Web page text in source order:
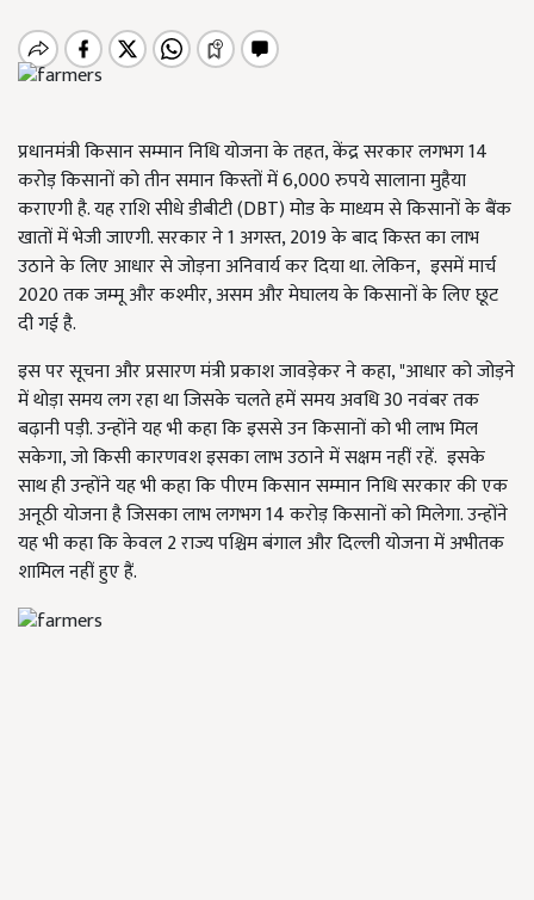
प्रधानमंत्री किसान सम्मान निधि योजना के तहत,केंद्र सरकार लगभग14
करोड़ किसानों को तीन समान किस्तों में6,000रुपये सालाना मुहैया
कराएगी है. यह राशि सीधे डीबीटी (DBT)मोड के माध्यम से किसानों के बैंक
खातों में भेजी जाएगी. सरकार ने1अगस्त, 2019के बाद किस्त का लाभ
उठाने के लिए आधार से जोड़ना अनिवार्य कर दिया था. लेकिन, इसमें मार्च
2020तक जम्मू और कश्मीर,असम और मेघालय के किसानों के लिए छूट
दी गई है.
इस पर सूचना और प्रसारण मंत्री प्रकाश जावड़ेकर ने कहा, "आधार को जोड़ने
में थोड़ा समय लग रहा था जिसके चलते हमें समय अवधि30नवंबर तक
बढ़ानी पड़ी. उन्होंने यह भी कहा कि इससे उन किसानों को भी लाभ मिल
सकेगा,जो किसी कारणवश इसका लाभ उठाने में सक्षम नहीं रहें. इसके
साथ ही उन्होंने यह भी कहा कि पीएम किसान सम्मान निधि सरकार की एक
अनूठी योजना है जिसका लाभ लगभग14करोड़ किसानों को मिलेगा. उन्होंने
यह भी कहा कि केवल2राज्य पश्चिम बंगाल और दिल्ली योजना में अभीतक
शामिल नहीं हुए हैं.